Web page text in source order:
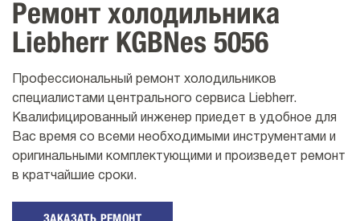
Ремонт холодильника
Liebherr KGBNes 5056
Профессиональный ремонт холодильников
специалистами центрального сервиса Liebherr.
Квалифицированный инженер приедет в удобное для
Вас время со всеми необходимыми инструментами и
оригинальными комплектующими и произведет ремонт
в кратчайшие сроки.